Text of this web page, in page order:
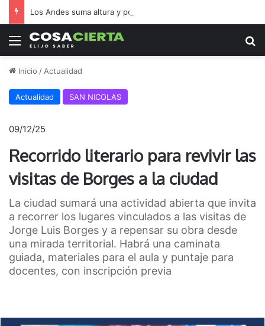
Los Andes suma altura y potencia
Menú
Inicio / Actualidad
Actualidad SAN NICOLAS
09/12/25
Recorrido literario para revivir las
visitas de Borges a la ciudad
La ciudad sumará una actividad abierta que invita
a recorrer los lugares vinculados a las visitas de
Jorge Luis Borges y a repensar su obra desde
una mirada territorial. Habrá una caminata
guiada, materiales para el aula y puntaje para
docentes, con inscripción previa